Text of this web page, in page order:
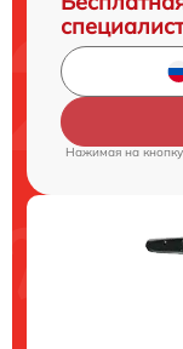
Нажимая на